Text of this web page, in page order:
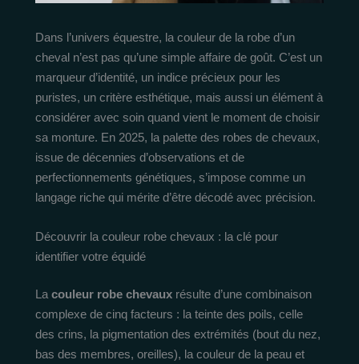
Dans l’univers équestre, la couleur de la robe d’un
cheval n’est pas qu’une simple affaire de goût. C’est un
marqueur d’identité, un indice précieux pour les
puristes, un critère esthétique, mais aussi un élément à
considérer avec soin quand vient le moment de choisir
sa monture. En 2025, la palette des robes de chevaux,
issue de décennies d’observations et de
perfectionnements génétiques, s’impose comme un
langage riche qui mérite d’être décodé avec précision.
Découvrir la couleur robe chevaux : la clé pour
identifier votre équidé
Lacouleur robe chevaux résulte d’une combinaison
complexe de cinq facteurs : la teinte des poils, celle
des crins, la pigmentation des extrémités (bout du nez,
bas des membres, oreilles), la couleur de la peau et